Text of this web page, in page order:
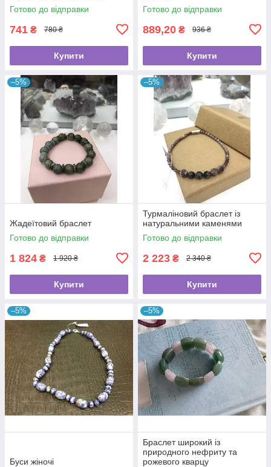
Готово до відправки
741 ₴ 780 ₴
Купити
Готово до відправки
889,20 ₴ 936 ₴
Купити
–5%
Жадеїтовий браслет
Готово до відправки
1 824 ₴ 1 920 ₴
Купити
–5%
Турмаліновий браслет із
натуральними каменями
Готово до відправки
2 223 ₴ 2 340 ₴
Купити
–5%
Буси жіночі
–5%
Браслет широкий із
природного нефриту та
рожевого кварцу